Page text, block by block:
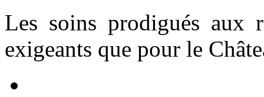
Les soins prodigués aux
exigeants que pour le